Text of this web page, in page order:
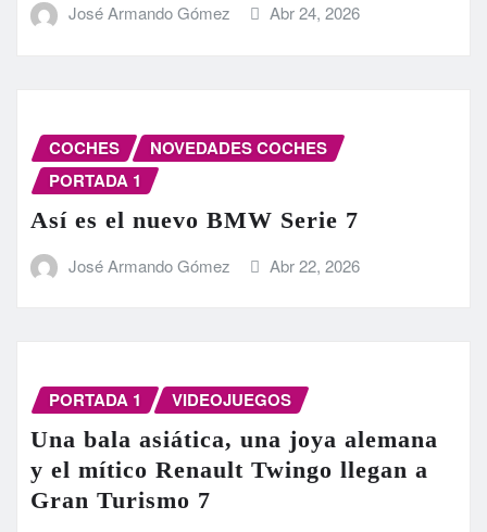
José Armando Gómez Abr 24, 2026
COCHES
NOVEDADES COCHES
PORTADA 1
Así es el nuevo BMW Serie 7
José Armando Gómez Abr 22, 2026
PORTADA 1 VIDEOJUEGOS
Una bala asiática, una joya alemana
y el mítico Renault Twingo llegan a
Gran Turismo 7